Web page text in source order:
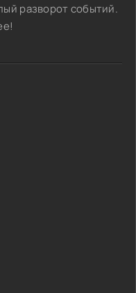
разворот событий.